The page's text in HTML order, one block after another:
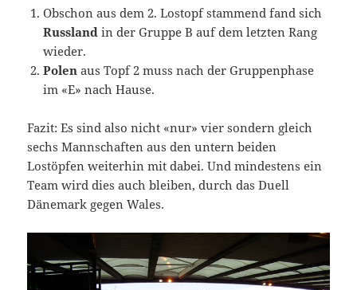
Obschon aus dem 2. Lostopf stammend fand sich
Russland in der Gruppe B auf dem letzten Rang
wieder.
Polen aus Topf 2 muss nach der Gruppenphase
im «E» nach Hause.
Fazit: Es sind also nicht «nur» vier sondern gleich
sechs Mannschaften aus den untern beiden
Lostöpfen weiterhin mit dabei. Und mindestens ein
Team wird dies auch bleiben, durch das Duell
Dänemark gegen Wales.